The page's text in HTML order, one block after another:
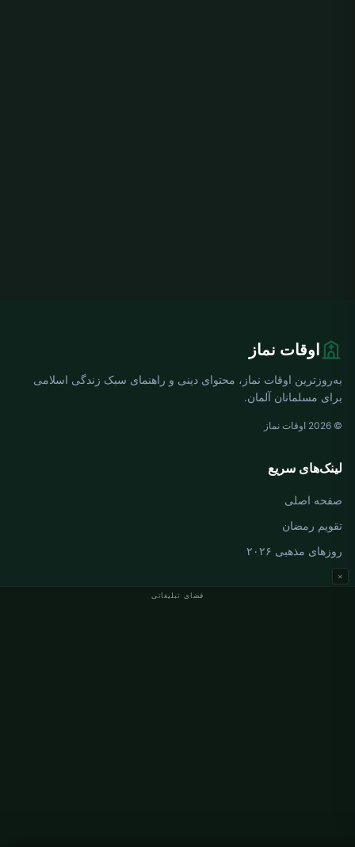
فضای تبلیغاتی
×
اوقات نماز
به‌روزترین اوقات نماز، محتوای دینی و راهنمای سبک زندگی اسلامی
برای مسلمانان آلمان.
© 2026 اوقات نماز
لینک‌های سریع
صفحه اصلی
تقویم رمضان
روزهای مذهبی ۲۰۲۶